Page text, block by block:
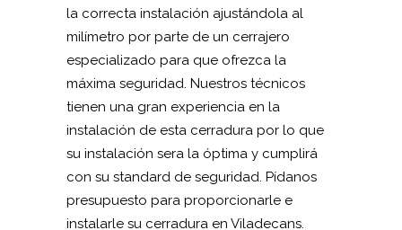
la correcta instalación ajustándola al
milímetro por parte de un cerrajero
especializado para que ofrezca la
máxima seguridad. Nuestros técnicos
tienen una gran experiencia en la
instalación de esta cerradura por lo que
su instalación sera la óptima y cumplirá
con su standard de seguridad. Pídanos
presupuesto para proporcionarle e
instalarle su cerradura en Viladecans.